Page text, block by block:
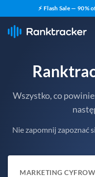
⚡ Flash Sale —
Wszystko, co
Nie zapomnij zapoznać
MARKETING